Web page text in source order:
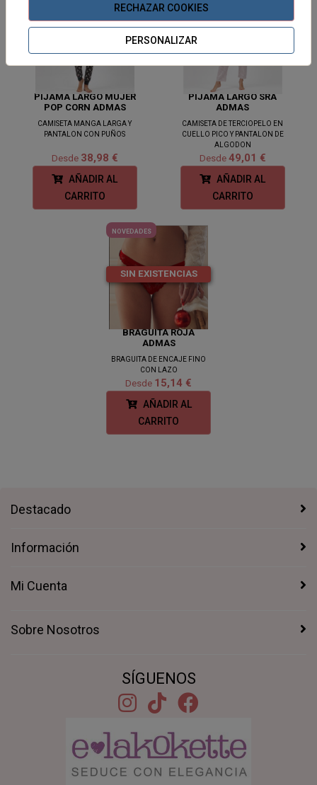
PIJAMA LARGO MUJER
POP CORN ADMAS
CAMISETA MANGA LARGA Y
PANTALON CON PUÑOS
Desde 38,98 €
AÑADIR AL
CARRITO
SIN EXISTENCIAS
PIJAMA LARGO SRA
ADMAS
CAMISETA DE TERCIOPELO EN
CUELLO PICO Y PANTALON DE
ALGODON
Desde49,01 €
AÑADIR AL
CARRITO
NOVEDADES
SIN EXISTENCIAS
BRAGUITA ROJA
ADMAS
BRAGUITA DE ENCAJE FINO
CON LAZO
Desde 15,14 €
AÑADIR AL
CARRITO
Destacado
Información
Mi Cuenta
Sobre Nosotros
SÍGUENOS
RECHAZAR COOKIES
PERSONALIZAR